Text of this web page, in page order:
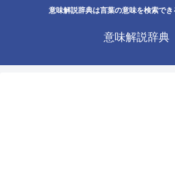
意味解説辞典は言葉の意味を検索でき
意味解説辞典